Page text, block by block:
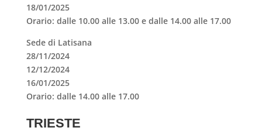
18/01/2025
Orario: dalle 10.00 alle 13.00 e dalle 14.00 alle 17.00
Sede di Latisana
28/11/2024
12/12/2024
16/01/2025
Orario: dalle 14.00 alle 17.00
TRIESTE